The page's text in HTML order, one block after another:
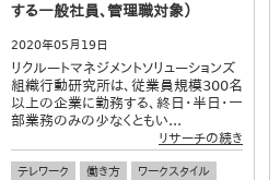
する一般社員、管理職対象）
2020年05月19日
リクルートマネジメントソリューションズ
組織行動研究所は、従業員規模300名
以上の企業に勤務する、終日・半日・一
部業務のみの少なくともい...
リサーチの続き
テレワーク 働き方
ワークスタイル